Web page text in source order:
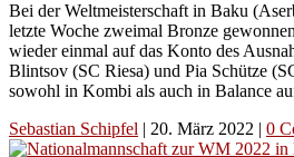
Bei der Weltmeisterschaft in Baku
letzte Woche zweimal Bronze
wieder einmal auf das Konto des
Blintsov (SC Riesa) und Pia Schütze
sowohl in Kombi als auch in Balance
Sebastian Schipfel | 20. März 2022 | 0